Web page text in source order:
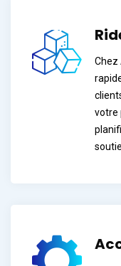
Chez
votre